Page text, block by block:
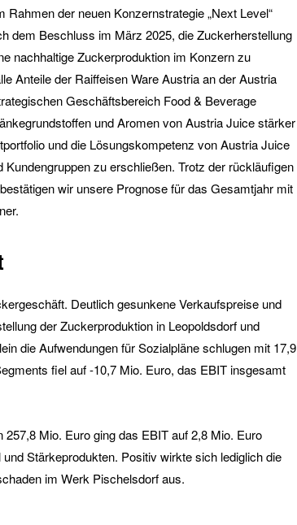
der neuen Konzernstrategie „Next Level“
dem Beschluss im März 2025, die Zuckerherstellung
nachhaltige Zuckerproduktion im Konzern zu
Anteile der Raiffeisen Ware Austria an der Austria
Geschäftsbereich Food & Beverage
und Aromen von Austria Juice stärker
und die Lösungskompetenz von Austria Juice
zu erschließen. Trotz der rückläufigen
wir unsere Prognose für das Gesamtjahr mit
Deutlich gesunkene Verkaufspreise und
der Zuckerproduktion in Leopoldsdorf und
die Aufwendungen für Sozialpläne schlugen mit 17,9
fiel auf -10,7 Mio. Euro, das EBIT insgesamt
Mio. Euro ging das EBIT auf 2,8 Mio. Euro
Stärkeprodukten. Positiv wirkte sich lediglich die
im Werk Pischelsdorf aus.